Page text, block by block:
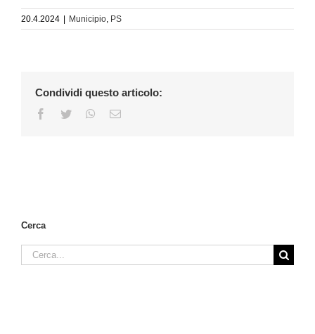
20.4.2024 Municipio, PS
Condividi questo articolo:
Facebook
Twitter WhatsApp
Email
Cerca
Cerca
per: